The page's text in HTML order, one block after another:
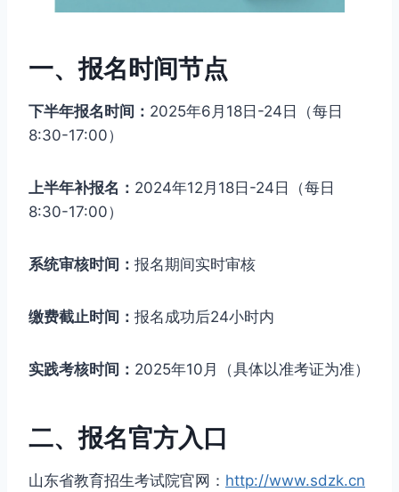
一、报名时间节点
下半年报名时间： 2025年6月18日-24日（每日
8:30-17:00）
上半年补报名： 2024年12月18日-24日（每日
8:30-17:00）
系统审核时间： 报名期间实时审核
缴费截止时间： 报名成功后24小时内
实践考核时间： 2025年10月（具体以准考证为准）
二、报名官方入口
山东省教育招生考试院官网： http://www.sdzk.cn